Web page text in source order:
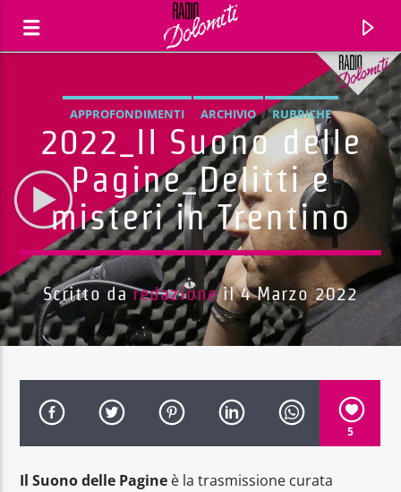
Traccia corrente
APPROFONDIMENTI ARCHIVIO RUBRICHE
2022_Il Suono delle
Pagine_Delitti e
misteri in Trentino
Scritto daredazioneil 4 Marzo 2022
5
Il Suono delle Pagine è la trasmissione curata